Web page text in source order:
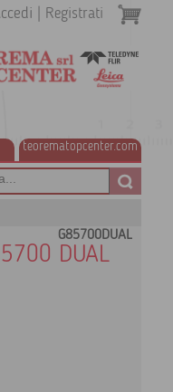
teorematopcenter.com
Registrati
G85700DUAL
DUAL